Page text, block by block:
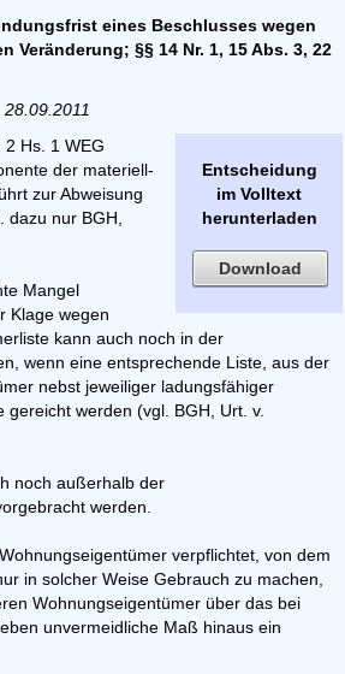
eines Beschlusses wegen
Veränderung; §§ 14 Nr. 1, 15 Abs. 3, 22
Entscheidung
im Volltext
herunterladen
Download
Hs. 1 WEG
der materiell-
zur Abweisung
nur BGH,
Mangel
Klage wegen
kann auch noch in der
wenn eine entsprechende Liste, aus der
nebst jeweiliger ladungsfähiger
werden (vgl. BGH, Urt. v.
noch außerhalb der
werden.
verpflichtet, von dem
in solcher Weise Gebrauch zu machen,
Wohnungseigentümer über das bei
unvermeidliche Maß hinaus ein